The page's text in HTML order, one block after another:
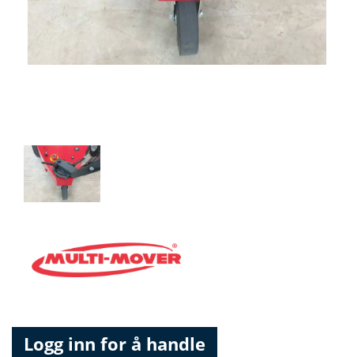
Logg inn for å handle